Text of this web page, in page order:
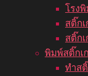
โรง
สติ๊ก
สติ๊ก
พิมพ์สติ๊กเ
ทำส